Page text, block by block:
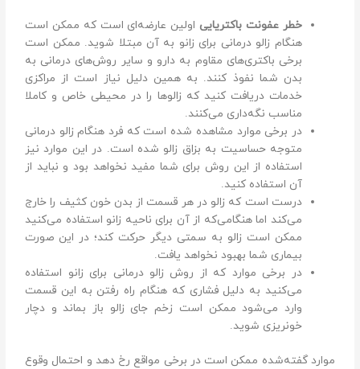
خطر عفونت باکتریایی اولین عارضه‌ای است که ممکن است
هنگام زالو درمانی برای زانو به آن مبتلا شوید. ممکن است
برخی باکتری‌های مقاوم به دارو و سایر روش‌های درمانی به
بدن شما نفوذ کنند. به همین دلیل نیاز است از مراکزی
خدمات دریافت کنید که زالو‌ها را در محیطی خاص و کاملا
مناسب نگه‌داری می‌کنند.
در برخی موارد مشاهده شده است که فرد هنگام زالو درمانی
متوجه حساسیت به بزاق زالو شده است. در این موارد نیز
استفاده از این روش برای شما مفید نخواهد بود و نباید از
آن استفاده کنید.
درست است که زالو در هر قسمت از بدن خون کثیف را خارج
می‌کند اما هنگامی‌که از آن برای ناحیه زانو استفاده می‌کنید
ممکن است زالو به سمتی دیگر حرکت کند؛ در این صورت
بیماری شما بهبود نخواهد یافت.
در برخی موارد که از روش زالو درمانی برای زانو استفاده
می‌کنید به دلیل فشاری که هنگام راه رفتن به این قسمت
وارد می‌شود ممکن است زخم جای زالو باز بماند و دچار
خونریزی شوید.
موارد گفته‌شده ممکن است در برخی مواقع رخ دهد و احتمال وقوع